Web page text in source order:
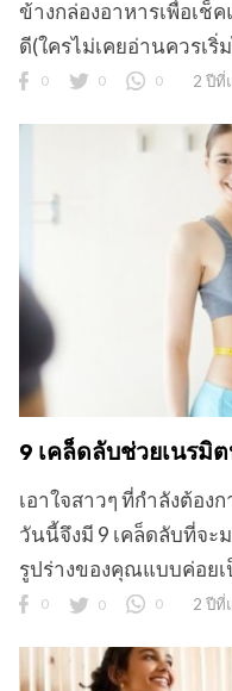
ข้างกล่องอาหารเพื่อเ
ดี(ใครไม่เคยอ่านควรเริ่
0 0 0 2 ปีที่
9 เคล็ดลับช่วยเนรมิ
เอาใจสาวๆ ที่กำลังต้อ
วันนี้จึงมี 9 เคล็ดลับที่จ
รูปร่างของคุณแบบค่อย
0 0 0 2 ปีที่